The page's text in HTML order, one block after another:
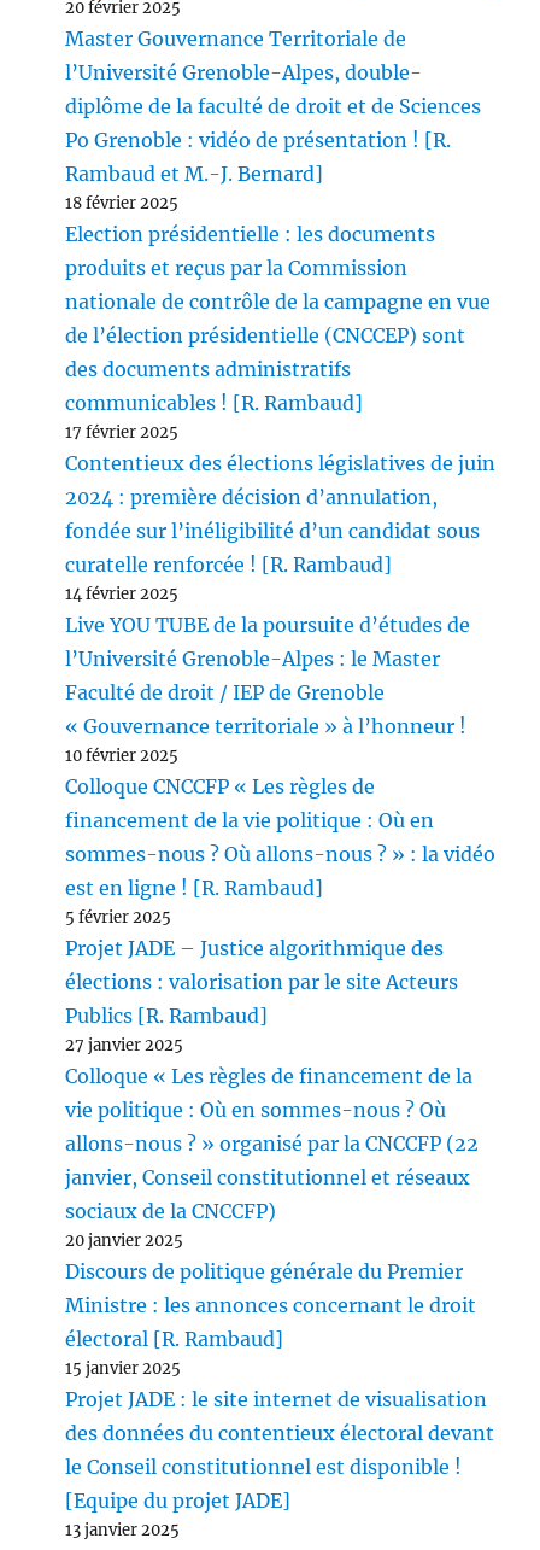
20 février 2025
Master Gouvernance Territoriale de
l’Université Grenoble-Alpes, double-
diplôme de la faculté de droit et de Sciences
Po Grenoble : vidéo de présentation ! [R.
Rambaud et M.-J. Bernard]
18 février 2025
Election présidentielle : les documents
produits et reçus par la Commission
nationale de contrôle de la campagne en vue
de l’élection présidentielle (CNCCEP) sont
des documents administratifs
communicables ! [R. Rambaud]
17 février 2025
Contentieux des élections législatives de juin
2024 : première décision d’annulation,
fondée sur l’inéligibilité d’un candidat sous
curatelle renforcée ! [R. Rambaud]
14 février 2025
Live YOU TUBE de la poursuite d’études de
l’Université Grenoble-Alpes : le Master
Faculté de droit / IEP de Grenoble
« Gouvernance territoriale » à l’honneur !
10 février 2025
Colloque CNCCFP « Les règles de
financement de la vie politique : Où en
sommes-nous ? Où allons-nous ? » : la vidéo
est en ligne ! [R. Rambaud]
5 février 2025
Projet JADE – Justice algorithmique des
élections : valorisation par le site Acteurs
Publics [R. Rambaud]
27 janvier 2025
Colloque « Les règles de financement de la
vie politique : Où en sommes-nous ? Où
allons-nous ? » organisé par la CNCCFP (22
janvier, Conseil constitutionnel et réseaux
sociaux de la CNCCFP)
20 janvier 2025
Discours de politique générale du Premier
Ministre : les annonces concernant le droit
électoral [R. Rambaud]
15 janvier 2025
Projet JADE : le site internet de visualisation
des données du contentieux électoral devant
le Conseil constitutionnel est disponible !
[Equipe du projet JADE]
13 janvier 2025